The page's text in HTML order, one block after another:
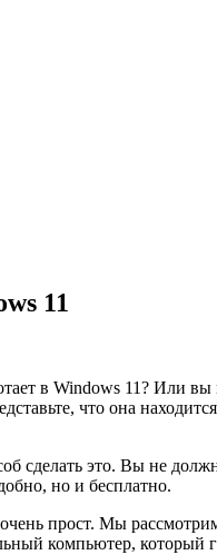
11
в Windows 11? Или
что она
сделать это. Вы не
но и бесплатно.
прост. Мы
компьютер, который